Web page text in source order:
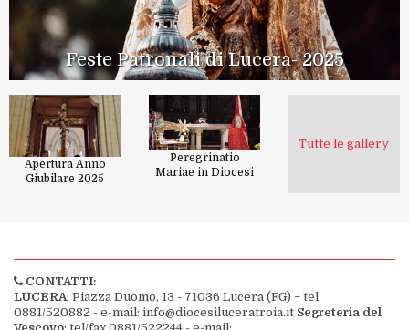
Feste Patronali di Lucera- 2025
Apertura Anno
Giubilare 2025
Peregrinatio
Mariae in Diocesi
Tutte le gallery
CONTATTI:
LUCERA: Piazza Duomo, 13 - 71036 Lucera (FG) − tel.
0881/520882 - e-mail: info@diocesiluceratroia.it Segreteria del